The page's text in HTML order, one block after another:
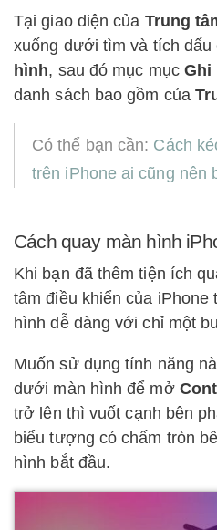
Tại giao diện của Trung
xuống dưới tìm và tích dấu
hình, sau đó mục mục Ghi
danh sách bao gồm của
Có thể bạn cần: Cách
trên iPhone ai cũng nên
Cách quay màn hình
Khi bạn đã thêm tiện ích
tâm điều khiển của iPhone
hình dễ dàng với chỉ một
Muốn sử dụng tính năng
dưới màn hình để mở
trở lên thì vuốt cạnh bên
biểu tượng có chấm tròn
hình bắt đầu.